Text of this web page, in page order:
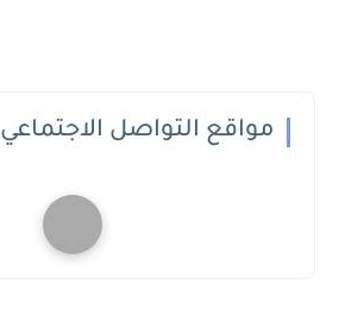
مواقع التواصل الاجتماعي